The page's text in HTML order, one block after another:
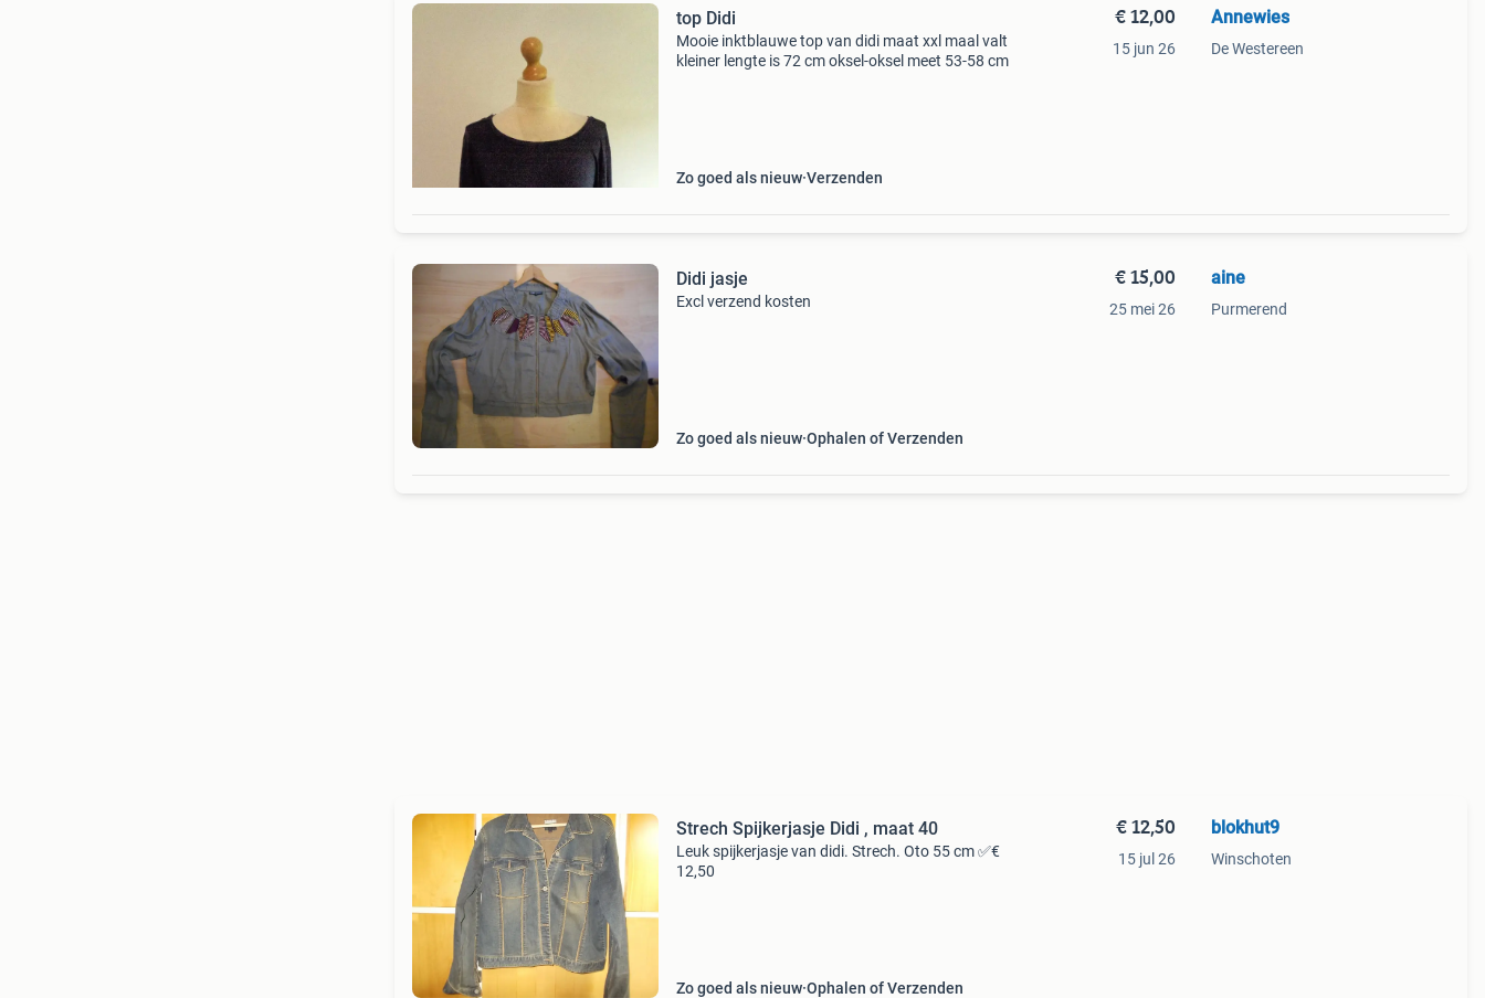
top Didi
Mooie inktblauwe top van didi maat xxl maal valt
kleiner lengte is 72 cm oksel-oksel meet 53-58 cm
Zo goed als nieuw Verzenden
€ 12,00
15 jun 26
Annewies
De Westereen
Didi jasje
Excl verzend kosten
Zo goed als nieuw Ophalen of Verzenden
€ 15,00
25 mei 26
aine
Purmerend
Strech Spijkerjasje Didi , maat 40
Leuk spijkerjasje van didi. Strech. Oto 55 cm ✅€
12,50
Zo goed als nieuw Ophalen of Verzenden
€ 12,50
15 jul 26
blokhut9
Winschoten